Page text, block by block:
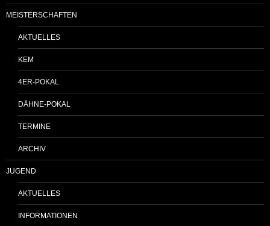
MEISTERSCHAFTEN
AKTUELLES
KEM
4ER-POKAL
DÄHNE-POKAL
TERMINE
ARCHIV
JUGEND
AKTUELLES
INFORMATIONEN